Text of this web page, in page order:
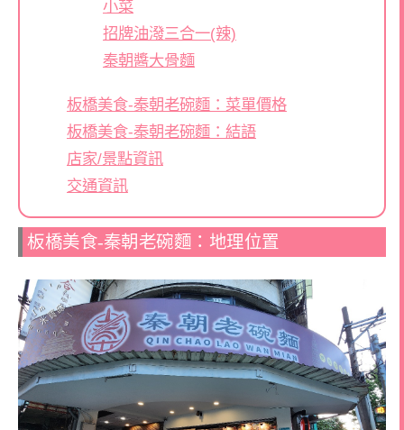
小菜
招牌油潑三合一(辣)
秦朝醬大骨麵
板橋美食-秦朝老碗麵：菜單價格
板橋美食-秦朝老碗麵：結語
店家/景點資訊
交通資訊
板橋美食-秦朝老碗麵：地理位置